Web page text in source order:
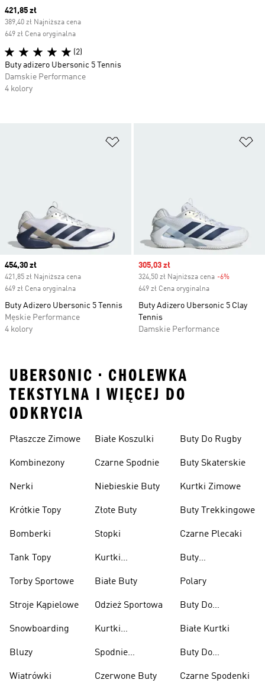
Current price
454,30 zł
421,85 zł Najniższa cena
649 zł Cena oryginalna
Buty Adizero Ubersonic 5 Tennis
Męskie Performance
4 kolory
Sale price
305,03 zł
324,50 zł Najniższa cena -6%
649 zł Cena oryginalna
Buty Adizero Ubersonic 5 Clay
Tennis
Damskie Performance
Current price
421,85 zł
389,40 zł Najniższa cena
649 zł Cena oryginalna
(2)
Buty adizero Ubersonic 5 Tennis
Damskie Performance
4 kolory
UBERSONIC • CHOLEWKA
TEKSTYLNA I WIĘCEJ DO
ODKRYCIA
Płaszcze Zimowe
Kombinezony
Nerki
Krótkie Topy
Bomberki
Tank Topy
Torby Sportowe
Stroje Kąpielowe
Snowboarding
Bluzy
Wiatrówki
Białe Koszulki
Czarne Spodnie
Niebieskie Buty
Złote Buty
Stopki
Kurtki
Białe Buty
Odzież Sportowa
Kurtki
Spodnie
Czerwone Buty
Buty Do Rugby
Buty Skaterskie
Kurtki Zimowe
Buty Trekkingowe
Czarne Plecaki
Buty
Polary
Buty Do
Ciężarów
Białe Kurtki
Buty Do
Czarne Spodenki